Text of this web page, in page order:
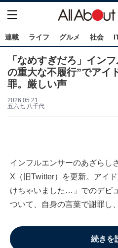
連載 ライフ グルメ 社会
「なめすぎだろ」イン
の重大な不履行”でアイ
罪。厳しい声
2026.05.21
五六七 八千代
インフルエンサーのあざらし
X（旧Twitter）を更新。アイ
けちゃいました…」でのデビ
ついて、自身の言葉で謝罪し
続きを